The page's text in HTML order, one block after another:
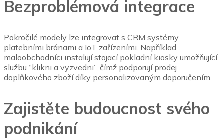
Bezproblémová integrace
Pokročilé modely lze integrovat s CRM systémy,
platebními bránami a IoT zařízeními. Například
maloobchodníci instalují stojací pokladní kiosky umožňující
službu “klikni a vyzvedni”, čímž podporují prodej
doplňkového zboží díky personalizovaným doporučením.
Zajistěte budoucnost svého
podnikání